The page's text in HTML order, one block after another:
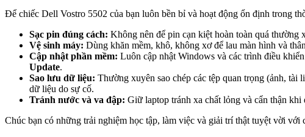
Để chiếc Dell Vostro 5502 của bạn luôn bền bỉ và hoạt động ổn định trong
Sạc pin đúng cách: Không nên để pin cạn kiệt hoàn toàn quá thường
Vệ sinh máy: Dùng khăn mềm, khô, không xơ để lau màn hình và
Cập nhật phần mềm: Luôn cập nhật Windows và các trình điều
Update.
Sao lưu dữ liệu: Thường xuyên sao chép các tệp quan trọng (ảnh,
dữ liệu do sự cố.
Tránh nước và va đập: Giữ laptop tránh xa chất lỏng và cẩn thận
Chúc bạn có những trải nghiệm học tập, làm việc và giải trí thật tuyệt vời với